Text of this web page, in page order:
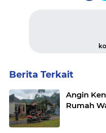
Berita Terkait
Angin
Rumah